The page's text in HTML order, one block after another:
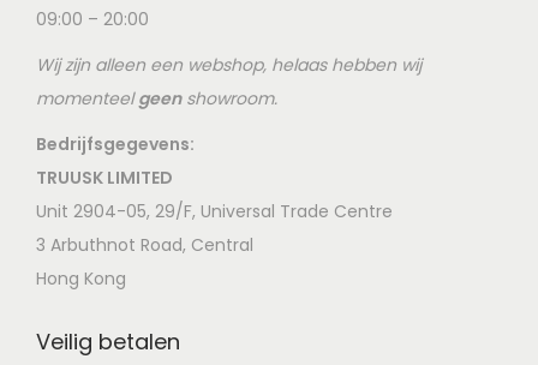
09:00 – 20:00
Wij zijn alleen een webshop, helaas hebben wij
momenteelgeenshowroom.
Bedrijfsgegevens:
TRUUSK LIMITED
Unit 2904-05, 29/F, Universal Trade Centre
3 Arbuthnot Road, Central
Hong Kong
Veilig betalen